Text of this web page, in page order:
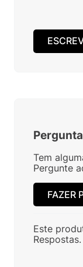
Tem
Pergunte
FAZER
Este
Respostas.